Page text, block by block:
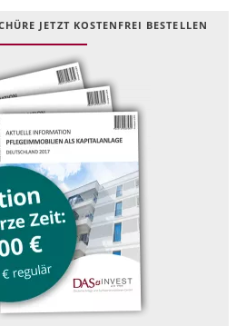
JETZT KOSTEN­FREI BESTELLEN